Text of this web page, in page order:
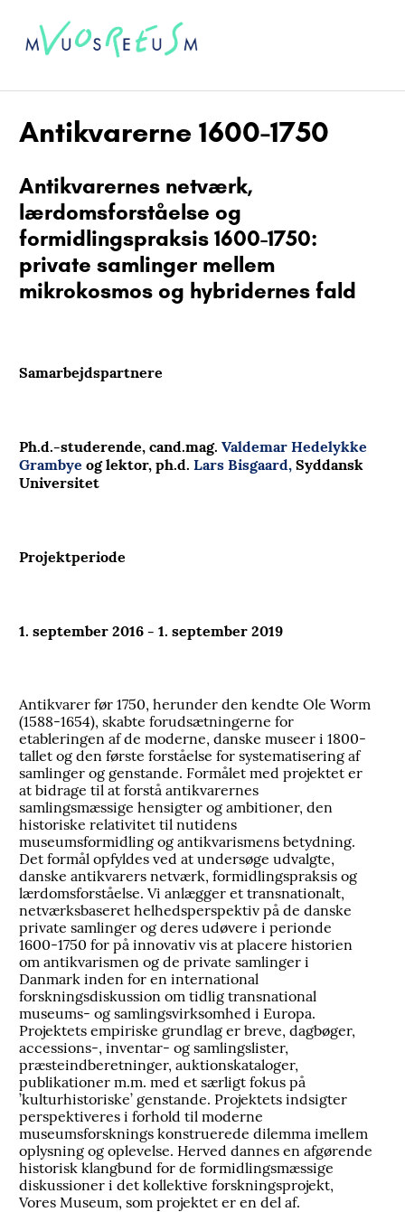
Antikvarerne 1600-1750
Antikvarernes netværk,
lærdomsforståelse og
formidlingspraksis 1600-1750:
private samlinger mellem
mikrokosmos og hybridernes fald
Samarbejdspartnere
Ph.d.-studerende, cand.mag. Valdemar Hedelykke
Grambye og lektor, ph.d. Lars Bisgaard,Syddansk
Universitet
Projektperiode
1. september 2016 - 1. september 2019
Antikvarer før 1750, herunder den kendte Ole Worm
(1588-1654), skabte forudsætningerne for
etableringen af de moderne, danske museer i 1800-
tallet og den første forståelse for systematisering af
samlinger og genstande. Formålet med projektet er
at bidrage til at forstå antikvarernes
samlingsmæssige hensigter og ambitioner, den
historiske relativitet til nutidens
museumsformidling og antikvarismens betydning.
Det formål opfyldes ved at undersøge udvalgte,
danske antikvarers netværk, formidlingspraksis og
lærdomsforståelse. Vi anlægger et transnationalt,
netværksbaseret helhedsperspektiv på de danske
private samlinger og deres udøvere i perionde
1600-1750 for på innovativ vis at placere historien
om antikvarismen og de private samlinger i
Danmark inden for en international
forskningsdiskussion om tidlig transnational
museums- og samlingsvirksomhed i Europa.
Projektets empiriske grundlag er breve, dagbøger,
accessions-, inventar- og samlingslister,
præsteindberetninger, auktionskataloger,
publikationer m.m. med et særligt fokus på
’kulturhistoriske’ genstande. Projektets indsigter
perspektiveres i forhold til moderne
museumsforsknings konstruerede dilemma imellem
oplysning og oplevelse. Herved dannes en afgørende
historisk klangbund for de formidlingsmæssige
diskussioner i det kollektive forskningsprojekt,
Vores Museum, som projektet er en del af.